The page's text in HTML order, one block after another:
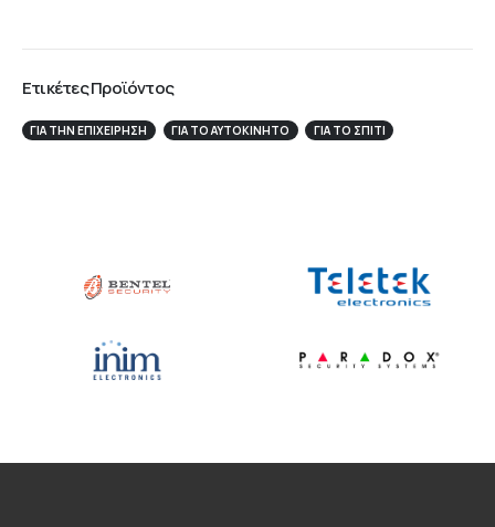
Ετικέτες Προϊόντος
ΓΙΑ ΤΗΝ ΕΠΙΧΕΊΡΗΣΉ ΓΙΑ ΤΟ ΑΥΤΟΚΊΝΗΤΟ ΓΙΑ ΤΟ ΣΠΙΤΙ